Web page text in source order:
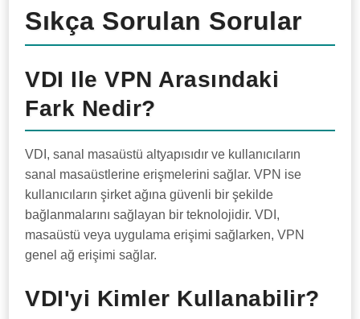
Sıkça Sorulan Sorular
VDI Ile VPN Arasındaki
Fark Nedir?
VDI, sanal masaüstü altyapısıdır ve kullanıcıların
sanal masaüstlerine erişmelerini sağlar. VPN ise
kullanıcıların şirket ağına güvenli bir şekilde
bağlanmalarını sağlayan bir teknolojidir. VDI,
masaüstü veya uygulama erişimi sağlarken, VPN
genel ağ erişimi sağlar.
VDI'yi Kimler Kullanabilir?